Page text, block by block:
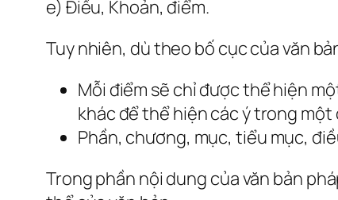
e) Điều, Khoản, điểm.
Tuy nhiên, dù theo bố cục của văn
Mỗi điểm sẽ chỉ được thể hiện
khác để thể hiện các ý trong một
Phần, chương, mục, tiểu mục,
Trong phần nội dung của văn bản